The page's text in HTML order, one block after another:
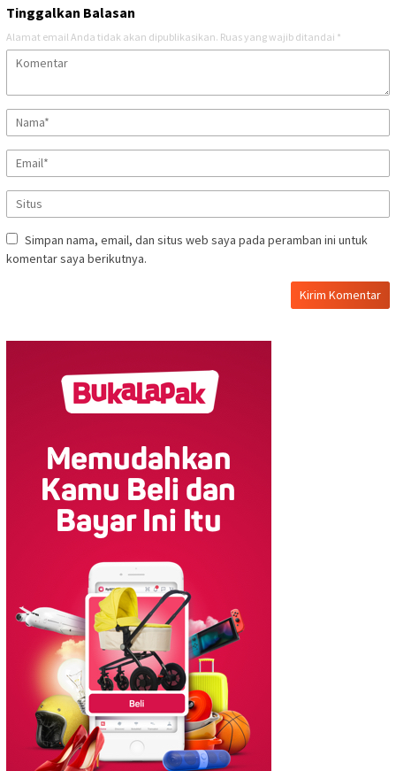
Tinggalkan Balasan
Alamat email Anda tidak akan dipublikasikan. Ruas yang wajib ditandai *
Simpan nama, email, dan situs web saya pada peramban ini untuk
komentar saya berikutnya.